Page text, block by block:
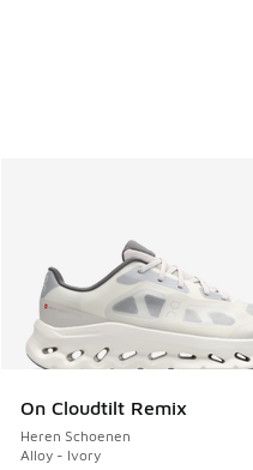
On Cloudtilt Remix
Heren Schoenen
Alloy - Ivory